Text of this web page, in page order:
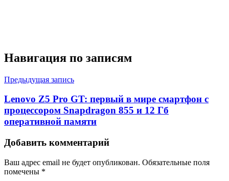
Навигация по записям
Предыдущая запись
Lenovo Z5 Pro GT: первый в мире смартфон с
процессором Snapdragon 855 и 12 Гб
оперативной памяти
Добавить комментарий
Ваш адрес email не будет опубликован. Обязательные поля
помечены *